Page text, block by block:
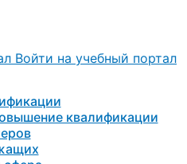
Войти на учебный портал
квалификации